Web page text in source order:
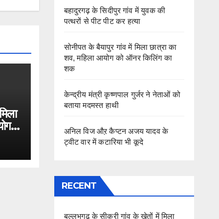
बहादुरगढ़ के सिदीपुर गांव में युवक की
पत्थरों से पीट पीट कर हत्या
सोनीपत के बैयापुर गांव में मिला छात्रा का
शव, महिला आयोग को ऑनर किलिंग का
शक
केन्द्रीय मंत्री कृष्णपाल गुर्जर ने नेताओं को
बताया मदमस्त हाथी
अनिल विज औऱ कैप्टन अजय यादव के
ट्वीट वार में कटारिया भी कूदे
RECENT
बल्लभगढ़ के सीकरी गांव के खेतों में मिला